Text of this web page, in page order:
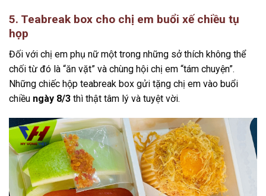
5. Teabreak box cho chị em buổi xế chiều tụ
họp
Đối với chị em phụ nữ một trong những sở thích không thể
chối từ đó là “ăn vặt” và chùng hội chị em “tám chuyện”.
Những chiếc hộp teabreak box gửi tặng chị em vào buổi
chiều ngày 8/3 thì thật tâm lý và tuyệt vời.